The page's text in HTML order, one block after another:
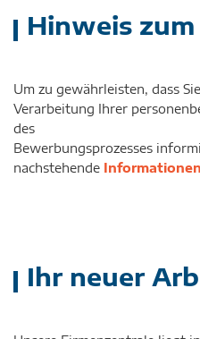
Hinweis
Um zu gewährleisten, dass
Verarbeitung Ihrer
des
Bewerbungsprozesses
nachstehende Informationen
Ihr neuer